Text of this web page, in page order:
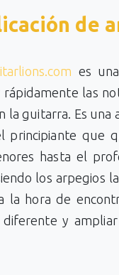
de
es
las
la guitarra. Es una
que
hasta el
los arpegios
la hora de
y